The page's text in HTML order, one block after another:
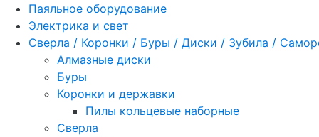
Паяльное оборудование
Электрика и свет
Сверла / Коронки / Буры / Диски / Зубила /
Алмазные диски
Буры
Коронки и державки
Пилы кольцевые наборные
Сверла